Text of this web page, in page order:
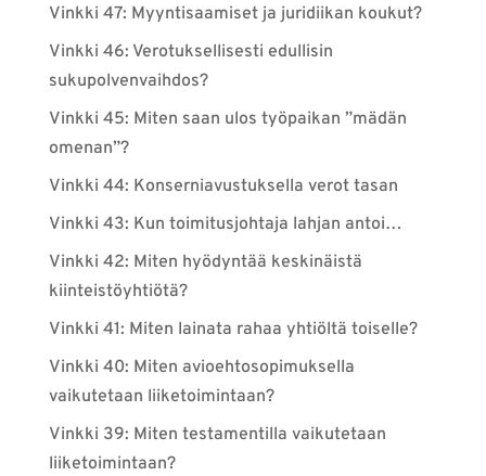
Vinkki 47: Myyntisaamiset ja juridiikan koukut?
Vinkki 46: Verotuksellisesti edullisin
sukupolvenvaihdos?
Vinkki 45: Miten saan ulos työpaikan ”mädän
omenan”?
Vinkki 44: Konserniavustuksella verot tasan
Vinkki 43: Kun toimitusjohtaja lahjan antoi…
Vinkki 42: Miten hyödyntää keskinäistä
kiinteistöyhtiötä?
Vinkki 41: Miten lainata rahaa yhtiöltä toiselle?
Vinkki 40: Miten avioehtosopimuksella
vaikutetaan liiketoimintaan?
Vinkki 39: Miten testamentilla vaikutetaan
liiketoimintaan?